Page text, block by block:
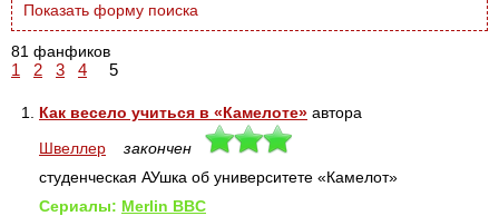
81 фанфиков
1 2 3 4 5
1. Как весело учиться в «Камелоте» автора
Швеллер
закончен
студенческая АУшка об университете «Камелот»
Сериалы: Merlin BBC
Показать форму поиска